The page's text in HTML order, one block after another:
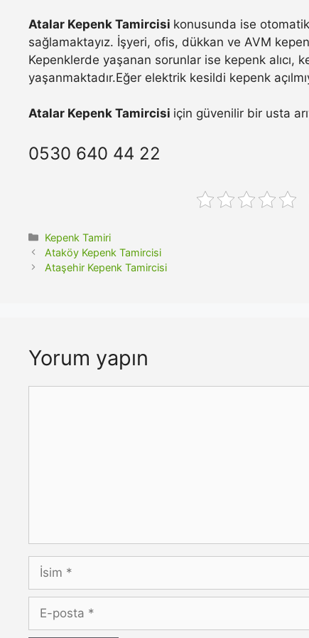
Atalar Kepenk Tamircisi konusunda ise
sağlamaktayız. İşyeri, ofis, dükkan ve AVM
Kepenklerde yaşanan sorunlar ise kepenk alıcı,
yaşanmaktadır.Eğer elektrik kesildi kepenk
Atalar Kepenk Tamircisi için güvenilir bir usta
0530 640 44 22
Kategoriler
Kepenk Tamiri
Ataköy Kepenk Tamircisi
Ataşehir Kepenk Tamircisi
Yorum yapın
İsim
posta